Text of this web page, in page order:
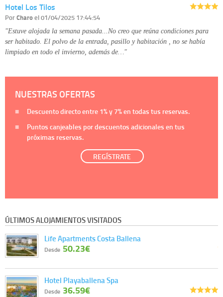
Hotel Los Tilos
PorCharoel 01/04/2025 17:44:54
"Estuve alojada la semana pasada...No creo que reúna condiciones para
ser habitado. El polvo de la entrada, pasillo y habitación , no se había
limpiado en todo el invierno, además de…"
NUESTRAS OFERTAS
Descuento directo entre 1%y 7%en todas tus reservas.
Puntos canjeables por descuentos adicionales en tus
próximas reservas.
REGÍSTRATE
ÚLTIMOS ALOJAMIENTOS VISITADOS
Life Apartments Costa Ballena
Desde 50.23€
Hotel Playaballena Spa
Desde 36.59€